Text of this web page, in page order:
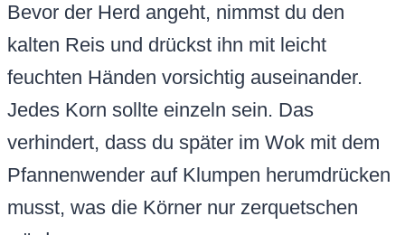
Bevor der Herd angeht, nimmst du den
kalten Reis und drückst ihn mit leicht
feuchten Händen vorsichtig auseinander.
Jedes Korn sollte einzeln sein. Das
verhindert, dass du später im Wok mit dem
Pfannenwender auf Klumpen herumdrücken
musst, was die Körner nur zerquetschen